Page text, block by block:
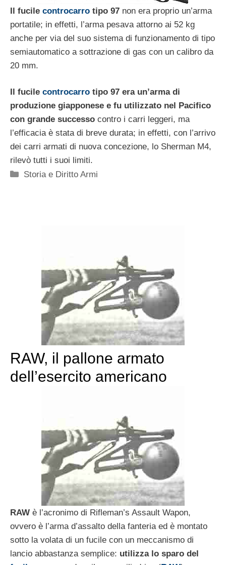
Il fucile controcarro tipo 97 non era proprio un’arma
portatile; in effetti, l’arma pesava attorno ai 52 kg
anche per via del suo sistema di funzionamento di tipo
semiautomatico a sottrazione di gas con un calibro da
20 mm.
Il fucile controcarro tipo 97 era un’arma di
produzione giapponese e fu utilizzato nel Pacifico
con grande successo contro i carri leggeri, ma
l’efficacia è stata di breve durata; in effetti, con l’arrivo
dei carri armati di nuova concezione, lo Sherman M4,
rilevò tutti i suoi limiti.
Categorie
Storia e Diritto Armi
RAW, il pallone armato
dell’esercito americano
RAW è l’acronimo di Rifleman’s Assault Wapon,
ovvero è l’arma d’assalto della fanteria ed è montato
sotto la volata di un fucile con un meccanismo di
lancio abbastanza semplice: utilizza lo sparo del